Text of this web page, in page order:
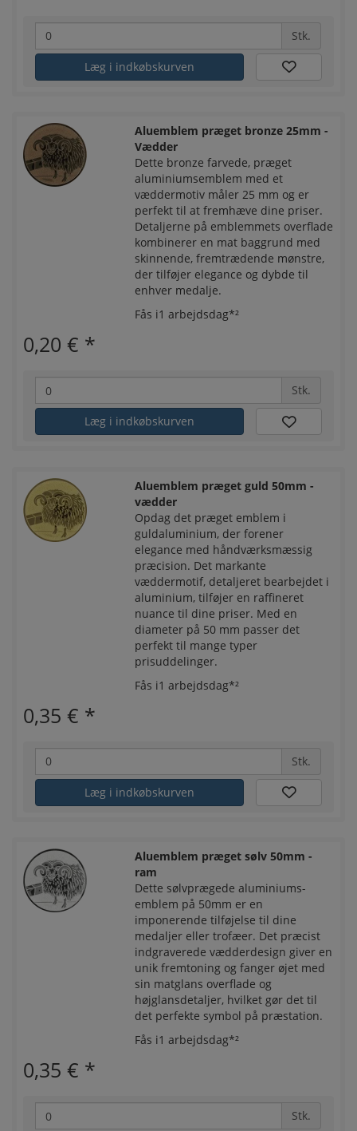
Stk.
Læg i indkøbskurven
Aluemblem præget bronze 25mm -
Vædder
Dette bronze farvede, præget
aluminiumsemblem med et
væddermotiv måler 25 mm og er
perfekt til at fremhæve dine priser.
Detaljerne på emblemmets overflade
kombinerer en mat baggrund med
skinnende, fremtrædende mønstre,
der tilføjer elegance og dybde til
enhver medalje.
Fås i1 arbejdsdag*²
0,20 € *
Stk.
Læg i indkøbskurven
Aluemblem præget guld 50mm -
vædder
Opdag det præget emblem i
guldaluminium, der forener
elegance med håndværksmæssig
præcision. Det markante
væddermotif, detaljeret bearbejdet i
aluminium, tilføjer en raffineret
nuance til dine priser. Med en
diameter på 50 mm passer det
perfekt til mange typer
prisuddelinger.
Fås i1 arbejdsdag*²
0,35 € *
Stk.
Læg i indkøbskurven
Aluemblem præget sølv 50mm -
ram
Dette sølvprægede aluminiums-
emblem på 50mm er en
imponerende tilføjelse til dine
medaljer eller trofæer. Det præcist
indgraverede vædderdesign giver en
unik fremtoning og fanger øjet med
sin matglans overflade og
højglansdetaljer, hvilket gør det til
det perfekte symbol på præstation.
Fås i1 arbejdsdag*²
0,35 € *
Stk.